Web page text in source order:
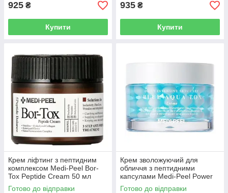
925 ₴
Купити
935 ₴
Купити
Крем ліфтинг з пептидним
комплексом Medi-Peel Bor-
Tox Peptide Cream 50 мл
Готово до відправки
Крем зволожуючий для
обличчя з пептидними
капсулами Medi-Peel Power
Aqua Tox Cream 50 мл
Готово до відправки